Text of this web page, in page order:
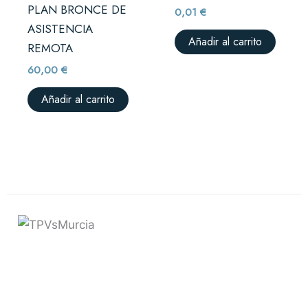
PLAN BRONCE DE
ASISTENCIA
REMOTA
60,00€
Añadir al carrito
0,01€
Añadir al carrito